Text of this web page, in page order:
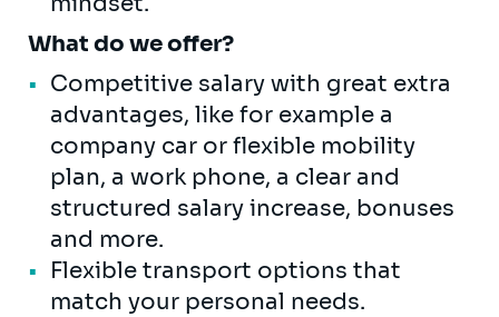
What do we offer?
Competitive salary with great extra
advantages, like for example a
company car or flexible mobility
plan, a work phone, a clear and
structured salary increase, bonuses
and more.
Flexible transport options that
match your personal needs.